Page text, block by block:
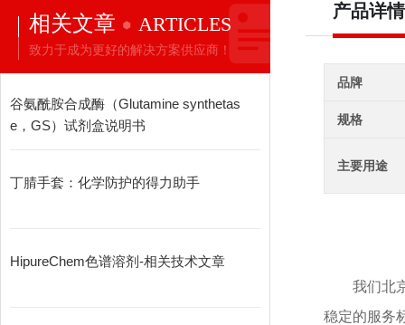
相关文章 ARTICLES
致力于成为更好的解决方案供应商！
谷氨酰胺合成酶（Glutamine synthetas
e，GS）试剂盒说明书
丁腈手套：化学防护的得力助手
HipureChem色谱溶剂-相关技术文章
产品详情
品牌
规格
主要用途
我们北
稳定的服务